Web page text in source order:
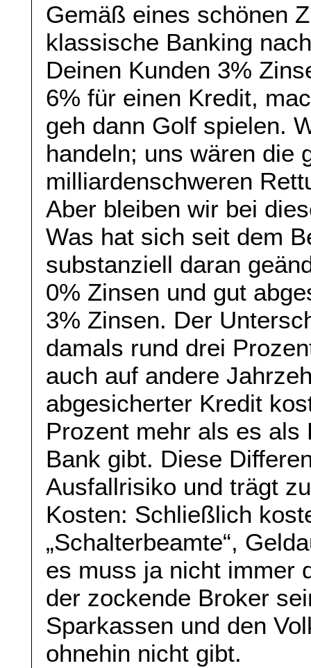
Gemäß eines schönen
klassische Banking
Deinen Kunden 3%
6% für einen Kredit,
geh dann Golf spielen.
handeln; uns wären die
milliardenschweren
Aber bleiben wir bei
Was hat sich seit dem
substanziell daran
0% Zinsen und gut
3% Zinsen. Der
damals rund drei
auch auf andere
abgesicherter Kredit
Prozent mehr als es als
Bank gibt. Diese
Ausfallrisiko und trägt
Kosten: Schließlich
„Schalterbeamte“,
es muss ja nicht immer
der zockende Broker
Sparkassen und den
ohnehin nicht gibt.